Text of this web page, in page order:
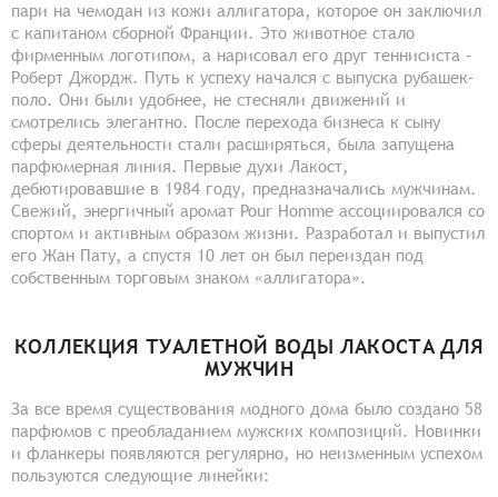
пари на чемодан из кожи аллигатора, которое он заключил
с капитаном сборной Франции. Это животное стало
фирменным логотипом, а нарисовал его друг теннисиста –
Роберт Джордж. Путь к успеху начался с выпуска рубашек-
поло. Они были удобнее, не стесняли движений и
смотрелись элегантно. После перехода бизнеса к сыну
сферы деятельности стали расширяться, была запущена
парфюмерная линия. Первые духи Лакост,
дебютировавшие в 1984 году, предназначались мужчинам.
Свежий, энергичный аромат Pour Homme ассоциировался со
спортом и активным образом жизни. Разработал и выпустил
его Жан Пату, а спустя 10 лет он был переиздан под
собственным торговым знаком «аллигатора».
КОЛЛЕКЦИЯ ТУАЛЕТНОЙ ВОДЫ ЛАКОСТА ДЛЯ
МУЖЧИН
За все время существования модного дома было создано 58
парфюмов с преобладанием мужских композиций. Новинки
и фланкеры появляются регулярно, но неизменным успехом
пользуются следующие линейки: